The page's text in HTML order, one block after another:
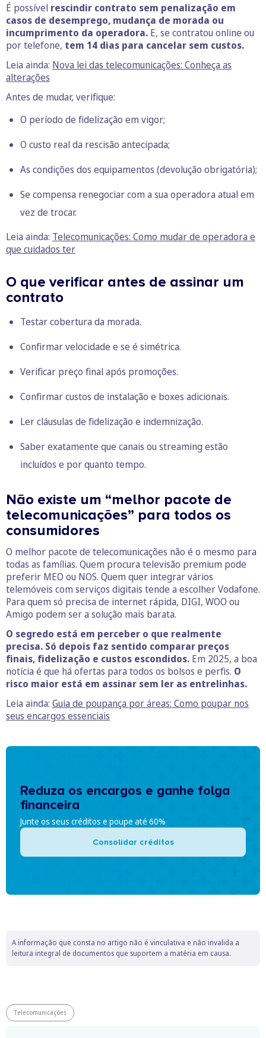
É possível rescindir contrato sem penalização em
casos de desemprego, mudança de morada ou
incumprimento da operadora. E, se contratou online ou
por telefone, tem 14 dias para cancelar sem custos.
Leia ainda: Nova lei das telecomunicações: Conheça as
alterações
Antes de mudar, verifique:
O período de fidelização em vigor;
O custo real da rescisão antecipada;
As condições dos equipamentos (devolução obrigatória);
Se compensa renegociar com a sua operadora atual em
vez de trocar.
Leia ainda: Telecomunicações: Como mudar de operadora e
que cuidados ter
O que verificar antes de assinar um
contrato
Testar cobertura da morada.
Confirmar velocidade e se é simétrica.
Verificar preço final após promoções.
Confirmar custos de instalação e boxes adicionais.
Ler cláusulas de fidelização e indemnização.
Saber exatamente que canais ou streaming estão
incluídos e por quanto tempo.
Não existe um “melhor pacote de
telecomunicações” para todos os
consumidores
O melhor pacote de telecomunicações não é o mesmo para
todas as famílias. Quem procura televisão premium pode
preferir MEO ou NOS. Quem quer integrar vários
telemóveis com serviços digitais tende a escolher Vodafone.
Para quem só precisa de internet rápida, DIGI, WOO ou
Amigo podem ser a solução mais barata.
O segredo está em perceber o que realmente
precisa. Só depois faz sentido comparar preços
finais, fidelização e custos escondidos. Em 2025, a boa
notícia é que há ofertas para todos os bolsos e perfis. O
risco maior está em assinar sem ler as entrelinhas.
Leia ainda: Guia de poupança por áreas: Como poupar nos
seus encargos essenciais
Reduza os encargos e ganhe folga
financeira
Junte os seus créditos e poupe até 60%
Consolidar créditos
A informação que consta no artigo não é vinculativa e não invalida a
leitura integral de documentos que suportem a matéria em causa.
Telecomunicações